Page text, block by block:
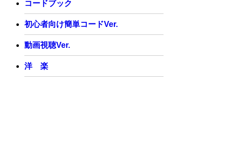
コードブック
初心者向け簡単コードVer.
動画視聴Ver.
洋 楽